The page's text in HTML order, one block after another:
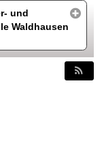
und
Waldhausen